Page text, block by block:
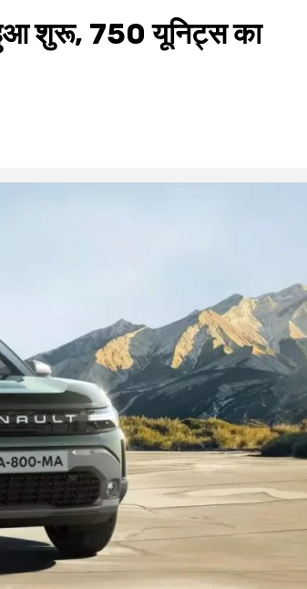
शुरू, 750 यूनिट्स का